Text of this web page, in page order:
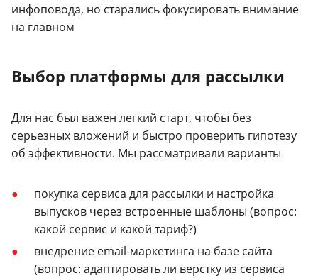
инфоповода, но старались фокусировать внимание
на главном
Выбор платформы для рассылки
Для нас был важен легкий старт, чтобы без
серьезных вложений и быстро проверить гипотезу
об эффективности. Мы рассматривали варианты
покупка сервиса для рассылки и настройка
выпусков через встроенные шаблоны (вопрос:
какой сервис и какой тариф?)
внедрение email-маркетинга на базе сайта
(вопрос: адаптировать ли верстку из сервиса